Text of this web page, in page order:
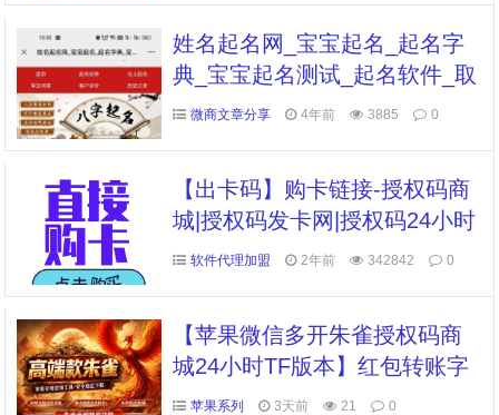
姓名起名网_宝宝起名_起名字
典_宝宝起名测试_起名软件_取
名网_起名网
微商文章分享 4年前 3885 0
【出卡码】购卡链接-授权码商
城|授权码发卡网|授权码24小时
自助发卡|点击进入
软件代理加盟 2年前 342842 0
【苹果微信多开朱雀授权码商
城24小时TF版本】红包转账字
体主题支持修改步数-朋友圈视
苹果系列 3天前 21 0